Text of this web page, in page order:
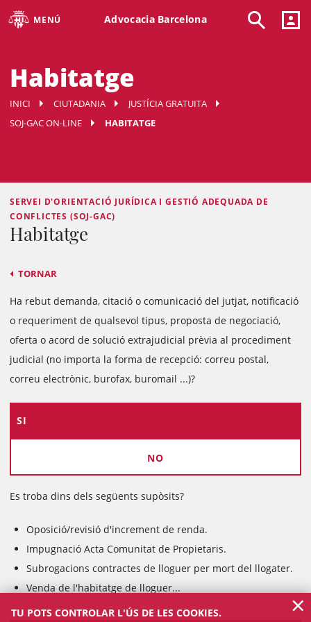
MENÚ Advocacia Barcelona
Habitatge
INICI CIUTADANIA
JUSTÍCIA GRATUITA
SOJ-GAC ON-LINE
HABITATGE
SERVEI D'ORIENTACIÓ JURÍDICA I GESTIÓ ADEQUADA DE
CONFLICTES (SOJ-GAC)
Habitatge
TORNAR
Ha rebut demanda, citació o comunicació del jutjat, notificació
o requeriment de qualsevol tipus, proposta de negociació,
oferta o acord de solució extrajudicial prèvia al procediment
judicial (no importa la forma de recepció: correu postal,
correu electrònic, burofax, buromail ...)?
SI
NO
Es troba dins dels següents supòsits?
Oposició/revisió d'increment de renda.
Impugnació Acta Comunitat de Propietaris.
Subrogacions contractes de lloguer per mort del llogater.
Venda de l'habitatge de lloguer...
TU POTS CONTROLAR L'ÚS DE LES COOKIES.
×